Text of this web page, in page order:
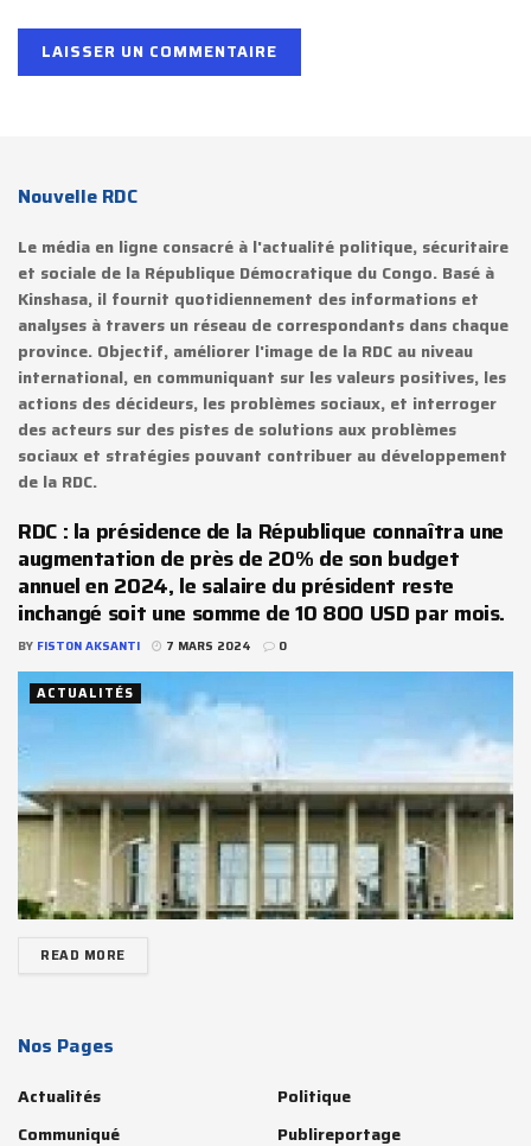
Nouvelle RDC
Le média en ligne consacré à l'actualité politique, sécuritaire
et sociale de la République Démocratique du Congo. Basé à
Kinshasa, il fournit quotidiennement des informations et
analyses à travers un réseau de correspondants dans chaque
province. Objectif, améliorer l'image de la RDC au niveau
international, en communiquant sur les valeurs positives, les
actions des décideurs, les problèmes sociaux, et interroger
des acteurs sur des pistes de solutions aux problèmes
sociaux et stratégies pouvant contribuer au développement
de la RDC.
RDC : la présidence de la République connaîtra une
augmentation de près de 20% de son budget
annuel en 2024, le salaire du président reste
inchangé soit une somme de 10 800 USD par mois.
BY FISTON AKSANTI 7 MARS 2024 0
ACTUALITÉS
READ MORE
Nos Pages
Actualités
Communiqué
Politique
Publireportage